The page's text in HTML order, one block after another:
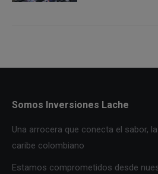
Somos Inversiones Lache
Una arrocera que conecta el sabor,
caribe colombiano
Estamos comprometidos desde